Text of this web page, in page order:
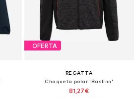
OFERTA
REGATTA
Chaqueta polar 'Baslinn'
81,27€